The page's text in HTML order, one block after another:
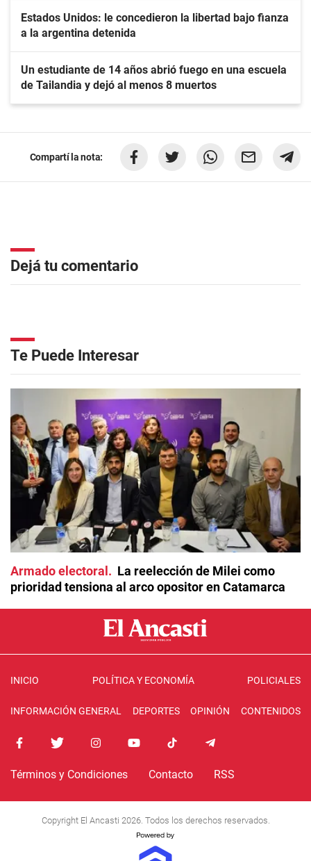
Estados Unidos: le concedieron la libertad bajo fianza
a la argentina detenida
Un estudiante de 14 años abrió fuego en una escuela
de Tailandia y dejó al menos 8 muertos
Compartí la nota:
Dejá tu comentario
Te Puede Interesar
Armado electoral
La reelección de Milei como
prioridad tensiona al arco opositor en Catamarca
INICIO POLÍTICA Y ECONOMÍA POLICIALES
INFORMACIÓN GENERAL DEPORTES OPINIÓN CONTENIDOS
Términos y Condiciones Contacto RSS
Copyright El Ancasti 2026. Todos los derechos reservados.